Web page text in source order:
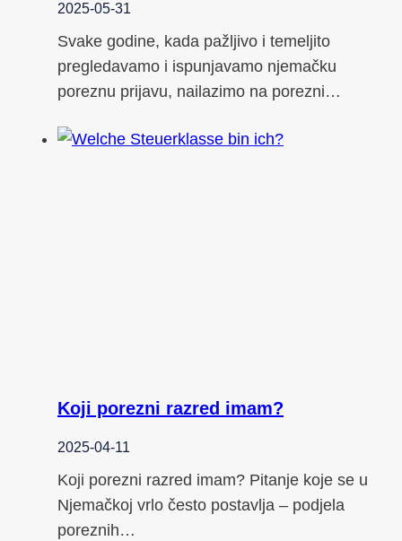
2025-05-31
Svake godine, kada pažljivo i temeljito
pregledavamo i ispunjavamo njemačku
poreznu prijavu, nailazimo na porezni…
Koji porezni razred imam?
2025-04-11
Koji porezni razred imam? Pitanje koje se u
Njemačkoj vrlo često postavlja – podjela
poreznih…